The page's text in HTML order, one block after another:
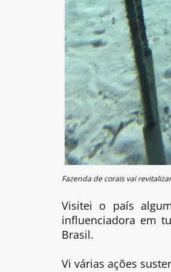
Fazenda de corais vai
Visitei o país
influenciadora em
Brasil.
Vi várias ações